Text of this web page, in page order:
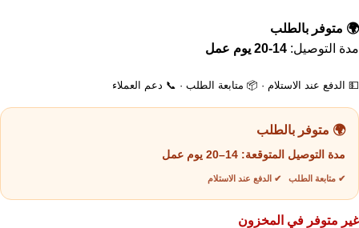
🌍 متوفر بالطلب
مدة التوصيل: 14-20 يوم عمل
💵 الدفع عند الاستلام · 📦 متابعة الطلب · 📞 دعم العملاء
🌍 متوفر بالطلب
مدة التوصيل المتوقعة: 14–20 يوم عمل
✔ متابعة الطلب ✔ الدفع عند الاستلام
غير متوفر في المخزون